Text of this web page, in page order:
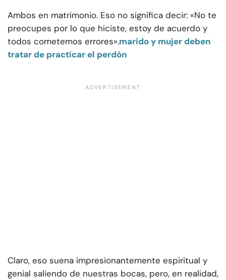
Ambos en matrimonio. Eso no significa decir: «No te
preocupes por lo que hiciste, estoy de acuerdo y
todos cometemos errores».marido y mujer deben
tratar de practicar el perdón
Claro, eso suena impresionantemente espiritual y
genial saliendo de nuestras bocas, pero, en realidad,